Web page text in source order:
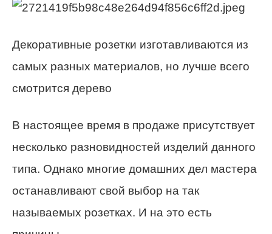
Декоративные розетки изготавливаются из
самых разных материалов, но лучше всего
смотрится дерево
В настоящее время в продаже присутствует
несколько разновидностей изделий данного
типа. Однако многие домашних дел мастера
останавливают свой выбор на так
называемых розетках. И на это есть